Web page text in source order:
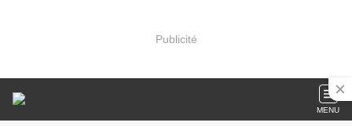
Publicité
MENU